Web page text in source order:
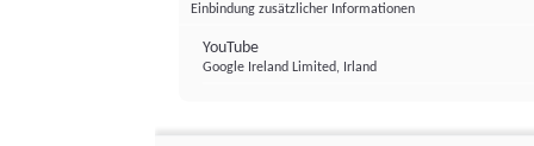
Einbindung zusätzlicher Informationen
YouTube
Google Ireland Limited, Irland